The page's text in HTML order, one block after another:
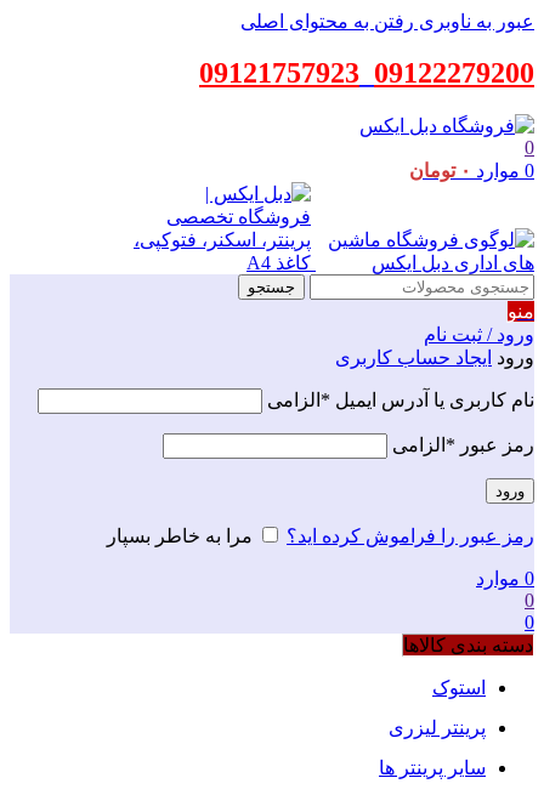
عبور به ناوبری رفتن به محتوای اصلی
09122279200
09121757923
0
0 موارد ۰ تومان
جستجو
منو
ورود / ثبت نام
ورود ایجاد حساب کاربری
نام کاربری یا آدرس ایمیل * الزامی
رمز عبور * الزامی
ورود
رمز عبور را فراموش کرده اید؟ مرا به خاطر بسپار
0 موارد
0
0
دسته بندی کالاها
استوک
پرینتر لیزری
سایر پرینتر ها